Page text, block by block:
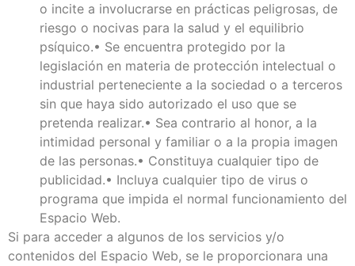
o incite a involucrarse en prácticas peligrosas, de
riesgo o nocivas para la salud y el equilibrio
psíquico.• Se encuentra protegido por la
legislación en materia de protección intelectual o
industrial perteneciente a la sociedad o a terceros
sin que haya sido autorizado el uso que se
pretenda realizar.• Sea contrario al honor, a la
intimidad personal y familiar o a la propia imagen
de las personas.• Constituya cualquier tipo de
publicidad.• Incluya cualquier tipo de virus o
programa que impida el normal funcionamiento del
Espacio Web.
Si para acceder a algunos de los servicios y/o
contenidos del Espacio Web, se le proporcionara una